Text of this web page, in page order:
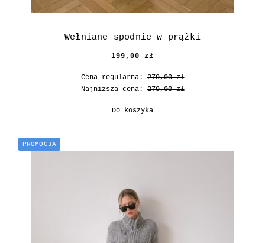
Wełniane spodnie w prążki
199,00 zł
Cena regularna:279,00 zł
Najniższa cena:279,00 zł
Do koszyka
PROMOCJA